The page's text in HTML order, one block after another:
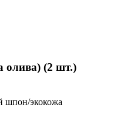
олива) (2 шт.)
шпон/экокожа